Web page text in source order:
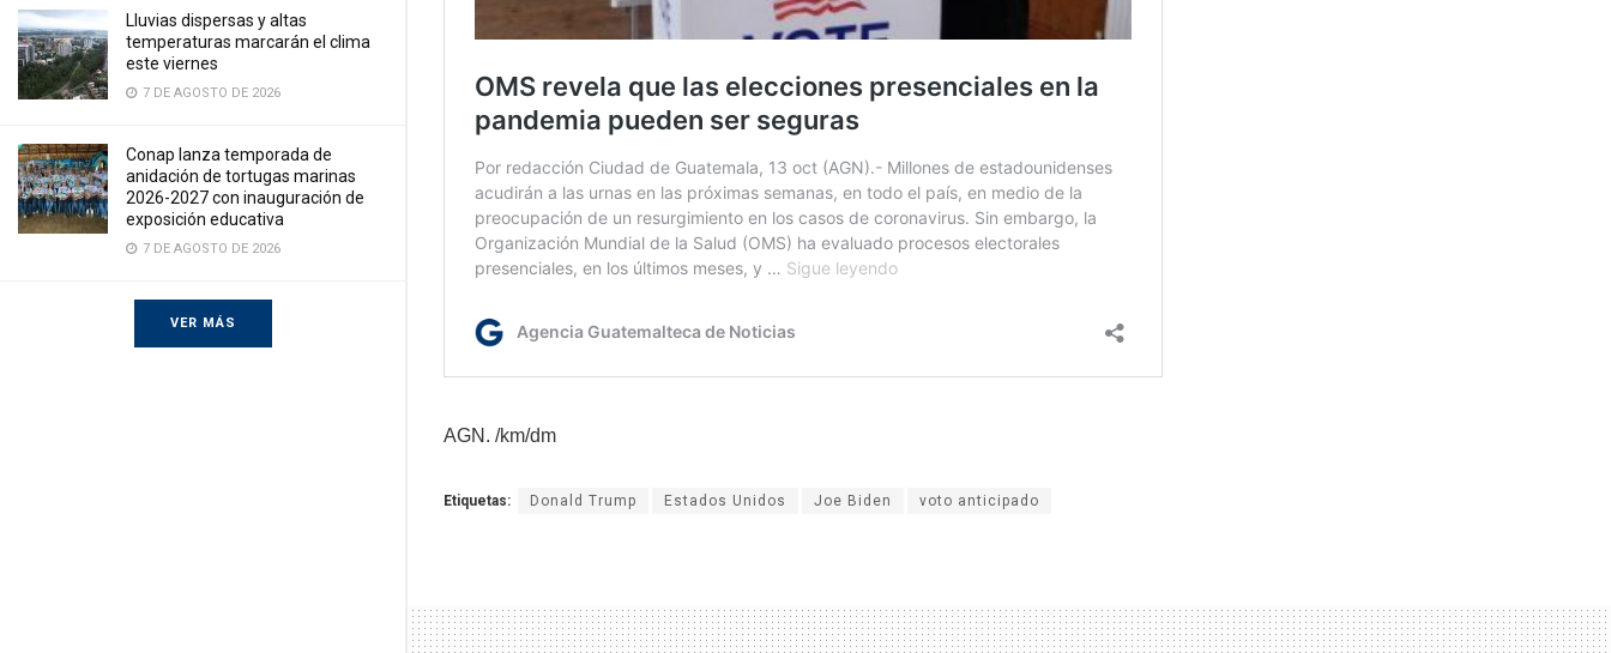
Lluvias dispersas y altas
temperaturas marcarán el clima
este viernes
7 DE AGOSTO DE 2026
Conap lanza temporada de
anidación de tortugas marinas
2026-2027 con inauguración de
exposición educativa
7 DE AGOSTO DE 2026
VER MÁS
AGN. /km/dm
Etiquetas: Donald Trump Estados Unidos Joe Biden voto anticipado